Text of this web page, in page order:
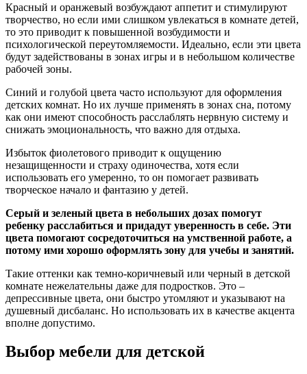
Красный и оранжевый возбуждают аппетит и стимулируют
творчество, но если ими слишком увлекаться в комнате детей,
то это приводит к повышенной возбудимости и
психологической переутомляемости. Идеально, если эти цвета
будут задействованы в зонах игры и в небольшом количестве
рабочей зоны.
Синий и голубой цвета часто используют для оформления
детских комнат. Но их лучше применять в зонах сна, потому
как они имеют способность расслаблять нервную систему и
снижать эмоциональность, что важно для отдыха.
Избыток фиолетового приводит к ощущению
незащищенности и страху одиночества, хотя если
использовать его умеренно, то он помогает развивать
творческое начало и фантазию у детей.
Серый и зеленый цвета в небольших дозах помогут
ребенку расслабиться и придадут уверенность в себе. Эти
цвета помогают сосредоточиться на умственной работе, а
потому ими хорошо оформлять зону для учебы и занятий.
Такие оттенки как темно-коричневый или черный в детской
комнате нежелательны даже для подростков. Это –
депрессивные цвета, они быстро утомляют и указывают на
душевный дисбаланс. Но использовать их в качестве акцента
вполне допустимо.
Выбор мебели для детской